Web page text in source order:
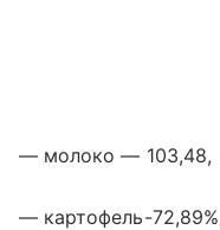
— молоко — 103,48,
— картофель-